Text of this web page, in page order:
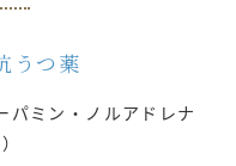
うつ薬
パミン・ノルアドレナ